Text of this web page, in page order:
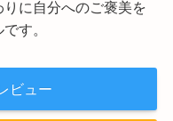
に自分へのご褒美を
す。
ビュー